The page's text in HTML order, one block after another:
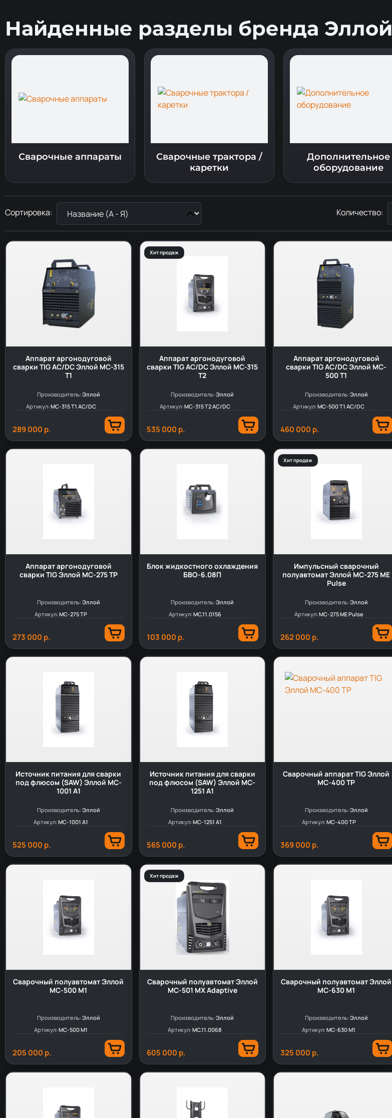
Найденные разделы бренда Эллой
Сварочные аппараты
Сварочные трактора /
каретки
Дополнительное
оборудование
Сортировка: Количество:
Аппарат аргонодуговой
сварки TIG AC/DC Эллой MC-315
T1
Производитель:Эллой
Артикул:MC-315 T1 AC/DC
289 000 р.
Хит продаж
Аппарат аргонодуговой
сварки TIG AC/DC Эллой MC-315
T2
Производитель:Эллой
Артикул:MC-315 T2 AC/DC
535 000 р.
Аппарат аргонодуговой
сварки TIG AC/DC Эллой MC-
500 T1
Производитель:Эллой
Артикул:MC-500 T1 AC/DC
460 000 р.
Аппарат аргонодуговой
сварки TIG Эллой MC-275 TP
Производитель:Эллой
Артикул:MC-275 TP
273 000 р.
Блок жидкостного охлаждения
БВО-6.08П
Производитель:Эллой
Артикул:МС.11.0156
103 000 р.
Хит продаж
Импульсный сварочный
полуавтомат Эллой MC-275 ME
Pulse
Производитель:Эллой
Артикул:MC-275 ME Pulse
262 000 р.
Источник питания для сварки
под флюсом (SAW) Эллой MC-
1001 A1
Производитель:Эллой
Артикул:MC-1001 A1
525 000 р.
Источник питания для сварки
под флюсом (SAW) Эллой MC-
1251 A1
Производитель:Эллой
Артикул:MC-1251 A1
565 000 р.
Сварочный аппарат TIG Эллой
MC-400 TP
Производитель:Эллой
Артикул:МС-400 TP
369 000 р.
Сварочный полуавтомат Эллой
MC-500 M1
Производитель:Эллой
Артикул:МС-500 М1
205 000 р.
Хит продаж
Сварочный полуавтомат Эллой
MC-501 MX Adaptive
Производитель:Эллой
Артикул:МС.11.0068
605 000 р.
Сварочный полуавтомат Эллой
MC-630 M1
Производитель:Эллой
Артикул:MC-630 M1
325 000 р.